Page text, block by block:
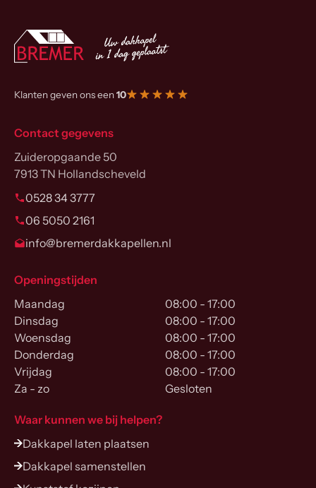
Klanten geven ons een10
Contact gegevens
Zuideropgaande 50
7913 TN Hollandscheveld
0528 34 3777
06 5050 2161
info@bremerdakkapellen.nl
Openingstijden
Maandag
Dinsdag
Woensdag
Donderdag
Vrijdag
Za - zo
08:00 - 17:00
08:00 - 17:00
08:00 - 17:00
08:00 - 17:00
08:00 - 17:00
Gesloten
Waar kunnen we bij helpen?
Dakkapel laten plaatsen
Dakkapel samenstellen